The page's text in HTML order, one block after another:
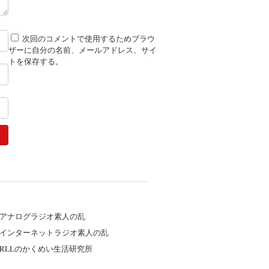
次回のコメントで使用するためブラウ
ザーに自分の名前、メールアドレス、サイ
トを保存する。
ナログラジオ素人の乱
ンターネットラジオ素人の乱
のかくめい生活研究所